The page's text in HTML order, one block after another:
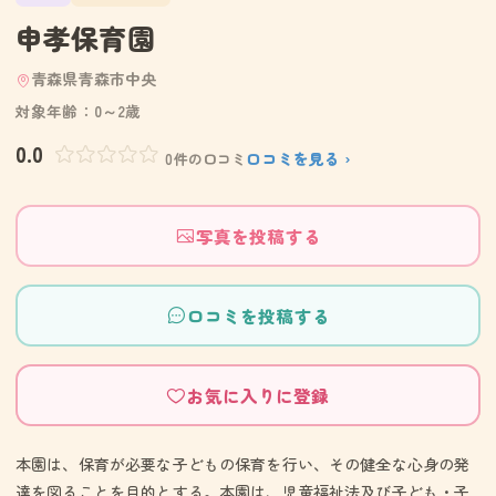
申孝保育園
青森県青森市中央
対象年齢：0～2歳
0.0 0件の口コミ 口コミを見る ›
写真を投稿する
口コミを投稿する
お気に入りに登録
本園は、保育が必要な子どもの保育を行い、その健全な心身の発